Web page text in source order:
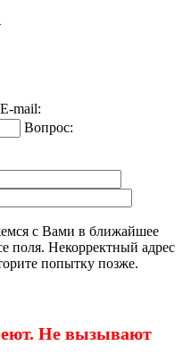
E-mail:
Вопрос:
с Вами в ближайшее
поля. Некорректный адрес
попытку позже.
Не вызывают